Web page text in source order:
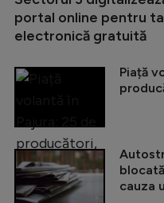
portal online pentru
electronică gratuită
Piață
cauza